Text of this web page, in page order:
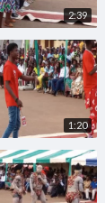
2:39
1:20